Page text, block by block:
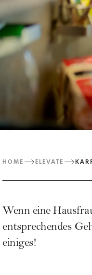
HOME ELEVATE
Wenn eine
entsprechendes
einiges!